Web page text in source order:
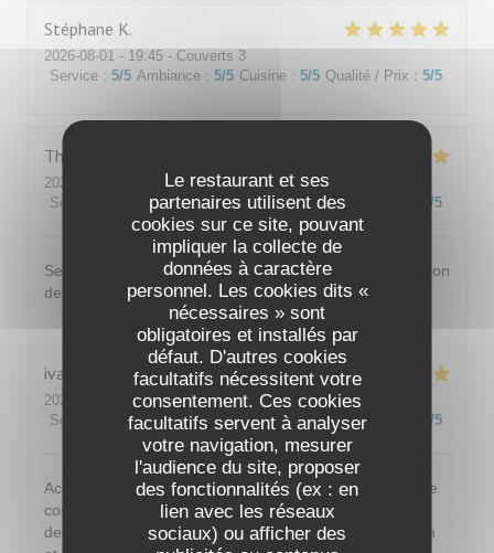
Le restaurant et ses
partenaires utilisent des
cookies sur ce site, pouvant
impliquer la collecte de
données à caractère
personnel. Les cookies dits «
nécessaires » sont
obligatoires et installés par
défaut. D'autres cookies
facultatifs nécessitent votre
consentement. Ces cookies
facultatifs servent à analyser
votre navigation, mesurer
l'audience du site, proposer
des fonctionnalités (ex : en
lien avec les réseaux
sociaux) ou afficher des
Stéphane K
2026-08-01 - 19:45 - Couverts 3
Service : 5/5 Ambiance : 5/5 Cuisine : 5/5 Qualité / Prix : 5/5
Thomas
2026-07-31
- 20:00 - Couverts 2
Service
Ambiance: 5/5 Cuisine: 5/5 Qualité / Prix /5
Service très agréable et très bonne cuisine, du fait maison
de qualité, je recommande vivement
ivan
2026-07-30
- 20:30 - Couverts 2
Service
/5 Ambiance: 5/5 Cuisine: 5/5 Qualité / Prix /5
Accueil et service très agréable et de bon conseil. Cadre
cosy (salle et terrasse) Menu original. Entrées, plats et
desserts de grande qualité. Très bons vins. Tout est bon